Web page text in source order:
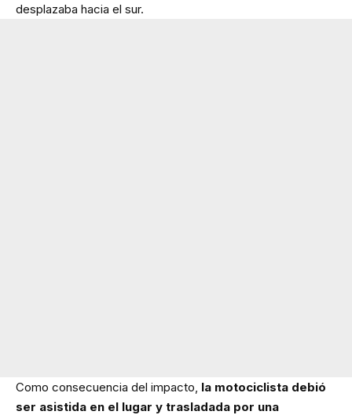
desplazaba hacia el sur.
Como consecuencia del impacto, la motociclista debió
ser asistida en el lugar y trasladada por una